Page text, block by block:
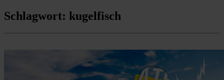
Schlagwort: kugelfisch